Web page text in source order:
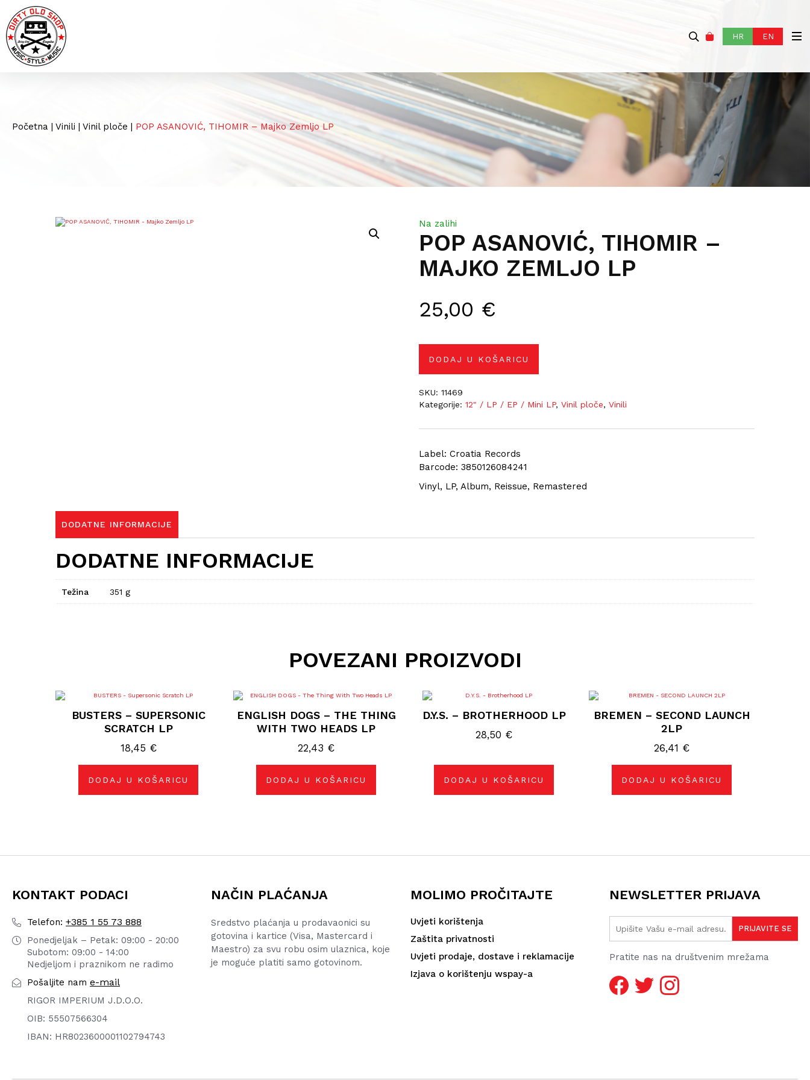
HR EN
Početna | Vinili | Vinil ploče | POP ASANOVIĆ, TIHOMIR – Majko Zemljo LP
POP ASANOVIĆ, TIHOMIR –
MAJKO ZEMLJO LP
25,00 €
Label: Croatia Records
Barcode: 3850126084241
Vinyl, LP, Album, Reissue, Remastered
Na zalihi
DODAJ U KOŠARICU
SKU:11469
Kategorije:12" / LP / EP / Mini LP,Vinil ploče,Vinili
DODATNE INFORMACIJE
DODATNE INFORMACIJE
Težina 351 g
POVEZANI PROIZVODI
BUSTERS – SUPERSONIC
SCRATCH LP
18,45 €
DODAJ U KOŠARICU
ENGLISH DOGS – THE THING
WITH TWO HEADS LP
22,43 €
DODAJ U KOŠARICU
D.Y.S. – BROTHERHOOD LP
28,50 €
DODAJ U KOŠARICU
BREMEN – SECOND LAUNCH
2LP
26,41 €
DODAJ U KOŠARICU
KONTAKT PODACI
Telefon: +385 1 55 73 888
Ponedjeljak – Petak: 09:00 - 20:00
Subotom: 09:00 - 14:00
Nedjeljom i praznikom ne radimo
Pošaljite nam e-mail
RIGOR IMPERIUM J.D.O.O.
OIB: 55507566304
IBAN: HR8023600001102794743
NAČIN PLAĆANJA
Sredstvo plaćanja u prodavaonici su
gotovina i kartice (Visa, Mastercard i
Maestro) za svu robu osim ulaznica, koje
je moguće platiti samo gotovinom.
MOLIMO PROČITAJTE
Uvjeti korištenja
Zaštita privatnosti
Uvjeti prodaje, dostave i reklamacije
Izjava o korištenju wspay-a
NEWSLETTER PRIJAVA
Pratite nas na društvenim mrežama